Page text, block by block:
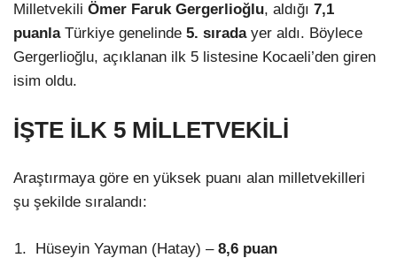
Milletvekili Ömer Faruk Gergerlioğlu, aldığı 7,1
puanlaTürkiye genelinde 5. sıradayer aldı. Böylece
Gergerlioğlu, açıklanan ilk 5 listesine Kocaeli’den giren
isim oldu.
İŞTE İLK 5 MİLLETVEKİLİ
Araştırmaya göre en yüksek puanı alan milletvekilleri
şu şekilde sıralandı:
Hüseyin Yayman (Hatay) – 8,6 puan